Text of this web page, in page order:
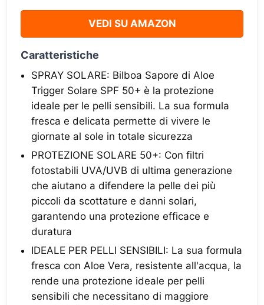
VEDI SU AMAZON
Caratteristiche
SPRAY SOLARE: Bilboa Sapore di Aloe
Trigger Solare SPF 50+ è la protezione
ideale per le pelli sensibili. La sua formula
fresca e delicata permette di vivere le
giornate al sole in totale sicurezza
PROTEZIONE SOLARE 50+: Con filtri
fotostabili UVA/UVB di ultima generazione
che aiutano a difendere la pelle dei più
piccoli da scottature e danni solari,
garantendo una protezione efficace e
duratura
IDEALE PER PELLI SENSIBILI: La sua formula
fresca con Aloe Vera, resistente all'acqua, la
rende una protezione ideale per pelli
sensibili che necessitano di maggiore